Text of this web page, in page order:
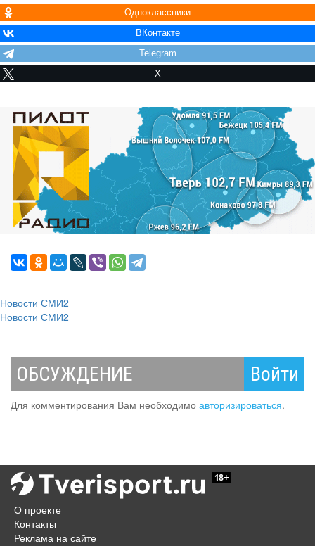
Одноклассники
ВКонтакте
Telegram
X
Новости СМИ2
Новости СМИ2
ОБСУЖДЕНИЕ Войти
Для комментирования Вам необходимо авторизироваться.
О проекте
Контакты
Реклама на сайте